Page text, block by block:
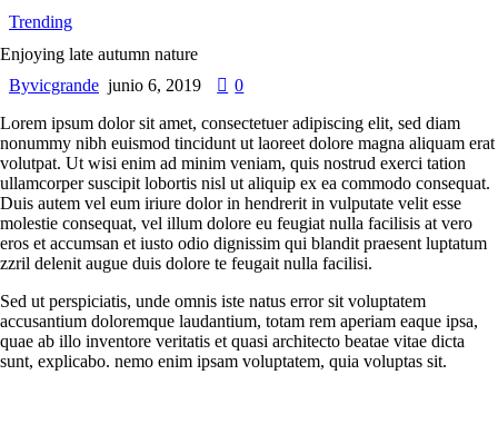
Trending
Enjoying late autumn nature
Byvicgrande junio 6, 2019
0
Lorem ipsum dolor sit amet, consectetuer adipiscing elit, sed diam
nonummy nibh euismod tincidunt ut laoreet dolore magna aliquam erat
volutpat. Ut wisi enim ad minim veniam, quis nostrud exerci tation
ullamcorper suscipit lobortis nisl ut aliquip ex ea commodo consequat.
Duis autem vel eum iriure dolor in hendrerit in vulputate velit esse
molestie consequat, vel illum dolore eu feugiat nulla facilisis at vero
eros et accumsan et iusto odio dignissim qui blandit praesent luptatum
zzril delenit augue duis dolore te feugait nulla facilisi.
Sed ut perspiciatis, unde omnis iste natus error sit voluptatem
accusantium doloremque laudantium, totam rem aperiam eaque ipsa,
quae ab illo inventore veritatis et quasi architecto beatae vitae dicta
sunt, explicabo. nemo enim ipsam voluptatem, quia voluptas sit.